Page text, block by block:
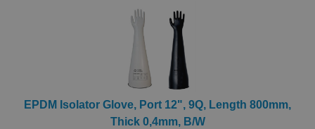
EPDM Isolator Glove, Port 12", 9Q, Length 800mm,
Thick 0,4mm, B/W